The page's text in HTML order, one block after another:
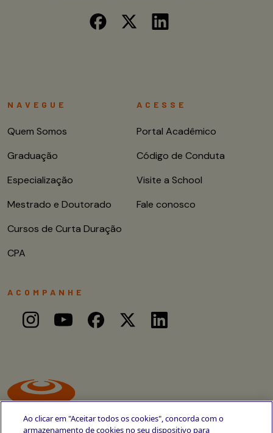
NAVEGUE
Quem Somos
Graduação
Especialização
Mestrado e Doutorado
Cursos de Curta Duração
CPA
ACESSE
Portal Acadêmico
Código de Conduta
Visite a School
Fale conosco
ACOMPANHE
Ao clicar em "Aceitar todos os cookies", concorda com o
armazenamento de cookies no seu dispositivo para